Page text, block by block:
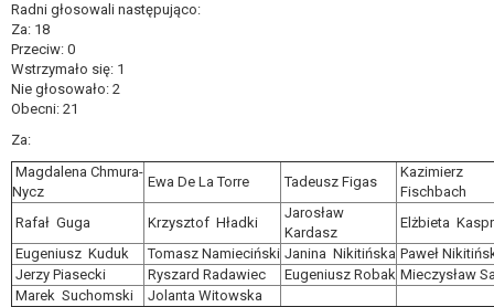
Radni głosowali następująco:
Za: 18
Przeciw: 0
Wstrzymało się: 1
Nie głosowało: 2
Obecni: 21
Za:
Magdalena Chmura-
Nycz
Ewa De La Torre Tadeusz Figas
Kazimierz
Fischbach
Rafał Guga
Krzysztof Hładki
Jarosław
Kardasz
Elżbieta
Eugeniusz Kuduk
Tomasz Namieciński Janina Nikitińska Paweł
Jerzy Piasecki
Ryszard Radawiec Eugeniusz Robak Mieczysław
Marek Suchomski
Jolanta Witowska